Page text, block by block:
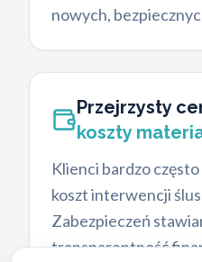
nowych,
Przejrzysty
koszty
Klienci bardzo
koszt interwencji
Zabezpieczeń
transparentność